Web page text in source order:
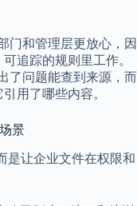
门和管理层更放心，因
追踪的规则里工作。
了问题能查到来源，而
用了哪些内容。
景
是让企业文件在权限和